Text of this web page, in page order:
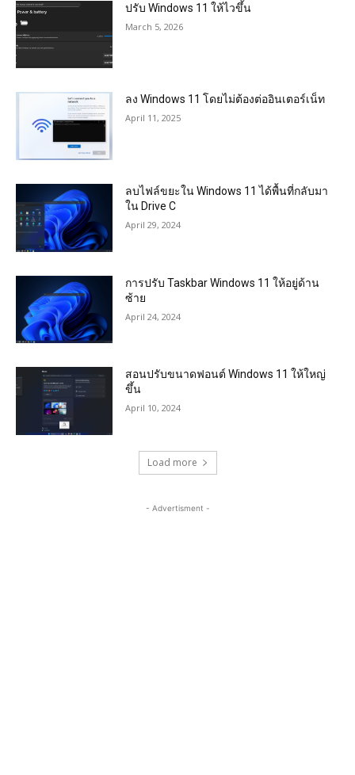
ปรับ Windows 11 ให้ไวขึ้น
March 5, 2026
ลง Windows 11 โดยไม่ต้องต่ออินเตอร์เน็ท
April 11, 2025
ลบไฟล์ขยะใน Windows 11 ได้พื้นที่กลับมา
ใน Drive C
April 29, 2024
การปรับ Taskbar Windows 11 ให้อยู่ด้าน
ซ้าย
April 24, 2024
สอนปรับขนาดฟอนต์ Windows 11 ให้ใหญ่
ขึ้น
April 10, 2024
Load more
- Advertisment -